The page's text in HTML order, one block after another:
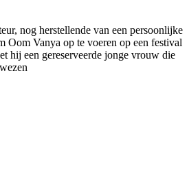
nog herstellende van een persoonlijke
Oom Vanya op te voeren op een festival
hij een gereserveerde jonge vrouw die